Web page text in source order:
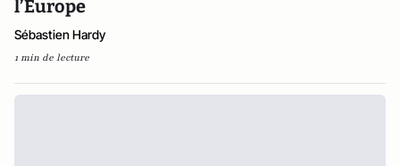
l’Europe
Sébastien Hardy
1 min de lecture